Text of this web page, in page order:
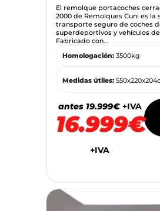
El remolque portacoches
2000 de Remolques Cuni es la
transporte seguro de coches
superdeportivos y vehículos
Fabricado con...
Homologación: 3500kg
Medidas útiles:
antes 19.999€ +IVA
16.999€
+IVA